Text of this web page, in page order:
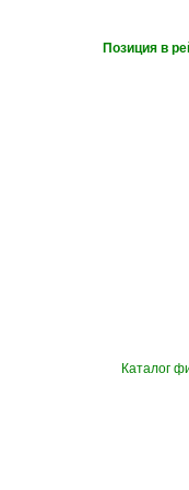
Позиция в
Каталог